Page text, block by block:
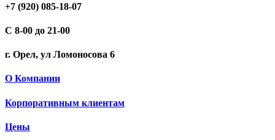
+7 (920) 085-18-07
С 8-00 до 21-00
г. Орел, ул Ломоносова 6
О Компании
Корпоративным клиентам
Цены